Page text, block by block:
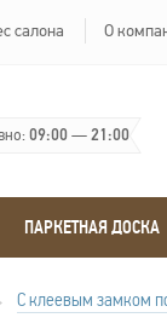
салона О
09:00—21:00
ПАРКЕТНАЯ ДОСКА
С клеевым замком